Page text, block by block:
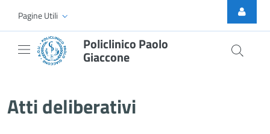
Skip to Main Content
Pagine Utili
Policlinico Paolo
Giaccone
Atti deliberativi